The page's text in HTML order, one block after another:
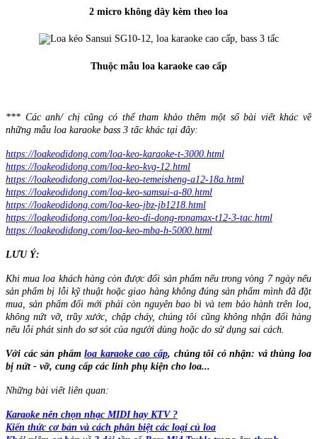
2 micro không dây kèm theo loa
Thuộc mẫu loa karaoke cao cấp
*** Các anh/ chị cũng có thể tham khảo thêm một số bài viết khác về
những mẫu loa karaoke bass 3 tấc khác tại đây:
https://loakeodidong.com/loa-keo-karaoke-t-3000.html
https://loakeodidong.com/loa-keo-kvg-12.html
https://loakeodidong.com/loa-keo-temeisheng-a12-18a.html
https://loakeodidong.com/loa-keo-samsui-a-80.html
https://loakeodidong.com/loa-keo-jbz-jb1218.html
https://loakeodidong.com/loa-keo-di-dong-ronamax-t12-3-tac.html
https://loakeodidong.com/loa-keo-mba-h-5000.html
LƯU Ý:
Khi mua loa khách hàng còn được đổi sản phẩm nếu trong vòng 7 ngày nếu
sản phẩm bị lỗi kỹ thuật hoặc giao hàng không đúng sản phẩm mình đã đặt
mua, sản phẩm đổi mới phải còn nguyên bao bì và tem bảo hành trên loa,
không nứt vỡ, trầy xước, chập cháy, chúng tôi cũng không nhận đổi hàng
nếu lỗi phát sinh do sơ sót của người dùng hoặc do sử dụng sai cách.
Với các sản phẩmloa karaoke cao cấp, chúng tôi có nhận: vá thùng loa
bị nứt - vỡ, cung cấp các linh phụ kiện cho loa...
Những bài viết liên quan:
Karaoke nên chọn nhạc MIDI hay KTV ?
Kiến thức cơ bản và cách phân biệt các loại củ loa